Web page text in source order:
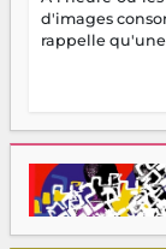
d'images
rappelle